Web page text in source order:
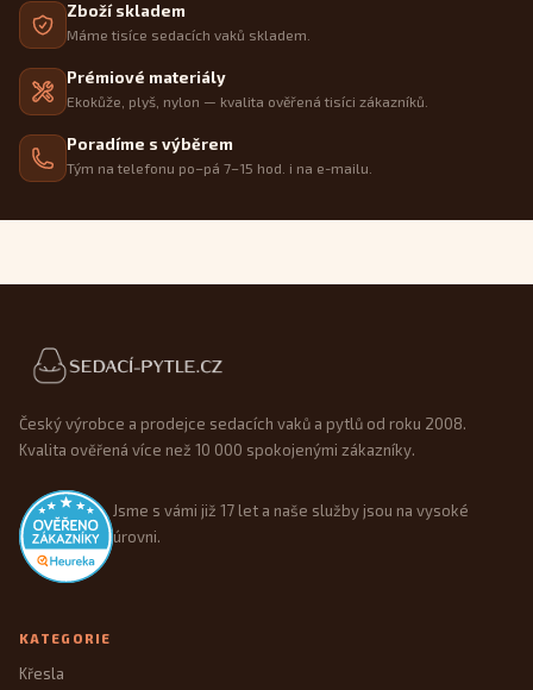
Zboží skladem
Máme tisíce sedacích vaků skladem.
Prémiové materiály
Ekokůže, plyš, nylon — kvalita ověřená tisíci zákazníků.
Poradíme s výběrem
Tým na telefonu po–pá 7–15 hod. i na e-mailu.
Patička webu
Český výrobce a prodejce sedacích vaků a pytlů od roku 2008.
Kvalita ověřená více než 10 000 spokojenými zákazníky.
Jsme s vámi již 17 let a naše služby jsou na vysoké
úrovni.
KATEGORIE
Křesla